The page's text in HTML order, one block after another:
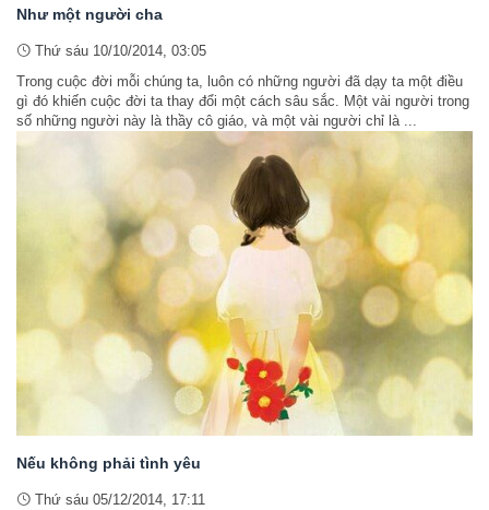
Như một người cha
Thứ sáu 10/10/2014, 03:05
Trong cuộc đời mỗi chúng ta, luôn có những người đã dạy ta một điều
gì đó khiến cuộc đời ta thay đổi một cách sâu sắc. Một vài người trong
số những người này là thầy cô giáo, và một vài người chỉ là ...
Nếu không phải tình yêu
Thứ sáu 05/12/2014, 17:11